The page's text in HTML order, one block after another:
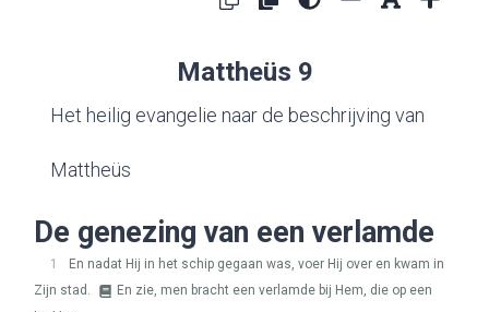
Mattheüs 9
Het heilig evangelie naar de beschrijving van
Mattheüs
De genezing van een verlamde
1
En nadat Hij in het schip gegaan was, voer Hij over en kwam in
Zijn stad.
En zie, men bracht een verlamde bij Hem, die op een